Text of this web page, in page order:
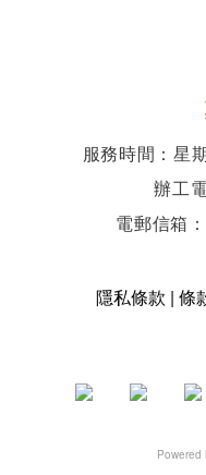
服務時間：星
辦工
電郵信箱
隱私條款 | 條
Powered